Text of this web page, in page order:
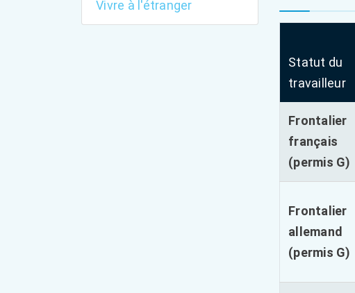
Vivre à l'étranger
Statut du
travailleur
Frontalier
français
(permis G)
Frontalier
allemand
(permis G)